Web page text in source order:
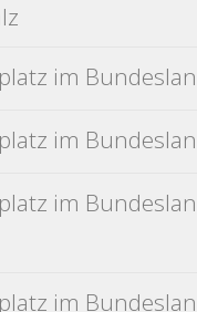
im
im
im
im